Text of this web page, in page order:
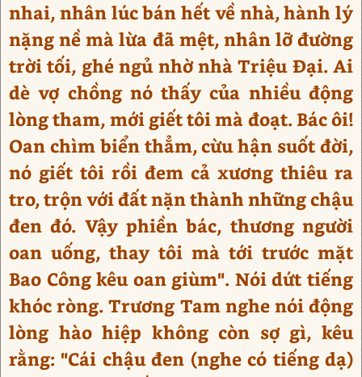
nhai, nhân lúc bán hết về nhà, hành lý
nặng nề mà lừa đã mệt, nhân lỡ đường
trời tối, ghé ngủ nhờ nhà Triệu Đại. Ai
dè vợ chồng nó thấy của nhiều động
lòng tham, mới giết tôi mà đoạt. Bác ôi!
Oan chìm biển thẳm, cừu hận suốt đời,
nó giết tôi rồi đem cả xương thiêu ra
tro, trộn với đất nặn thành những chậu
đen đó. Vậy phiền bác, thương người
oan uống, thay tôi mà tới trước mặt
Bao Công kêu oan giùm". Nói dứt tiếng
khóc ròng. Trương Tam nghe nói động
lòng hào hiệp không còn sợ gì, kêu
rằng: "Cái chậu đen (nghe có tiếng dạ)